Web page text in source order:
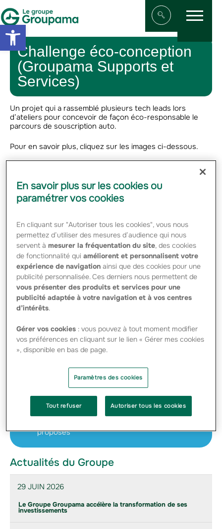
Open toolbar
Aller au contenu
Afficher/
Menu
Challenge éco-conception
(Groupama Supports et
Services)
Un projet qui a rassemblé plusieurs tech leads lors
d’ateliers pour concevoir de façon éco-responsable le
parcours de souscription auto.
Pour en savoir plus, cliquez sur les images ci-dessous.
Créateurs de succès
L’édition 2024 : les 10 ans des Top Succès
Les projets proposés
L’édition 2022
Les projets proposés
L’édition 2021
Les Top succès en vidéo et les projets
L’édition 2020
proposés
Actualités du Groupe
29 JUIN 2026
Le Groupe Groupama accélère la transformation de ses
investissements
En savoir plus sur les cookies ou
paramétrer vos cookies
En cliquant sur "Autoriser tous les cookies", vous nous
permettez d’utiliser des mesures d’audience qui nous
servent àmesurer la fréquentation du site, des cookies
de fonctionnalité quiaméliorent et personnalisent votre
expérience de navigation ainsi que des cookies pour une
publicité personnalisée. Ces derniers nous permettent de
vous présenter des produits et services pour une
publicité adaptée à votre navigation et à vos centres
d’intérêts.
Gérer vos cookies : vous pouvez à tout moment modifier
vos préférences en cliquant sur le lien « Gérer mes cookies
», disponible en bas de page.
Paramètres des cookies
Tout refuser Autoriser tous les cookies